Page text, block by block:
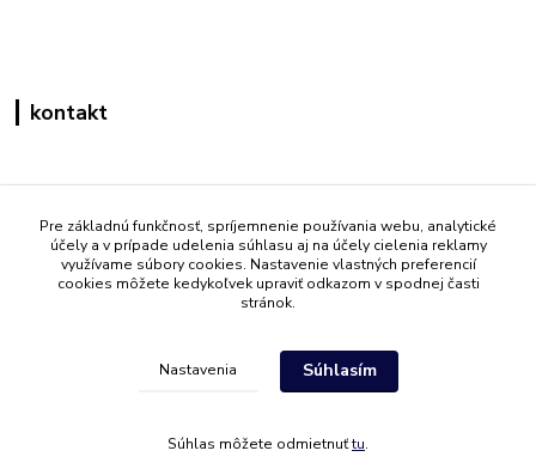
kontakt
+421 908 861 051
(Po - Pia 7:30-15:30)
info@mati.sk
Pre základnú funkčnosť, spríjemnenie používania webu, analytické
účely a v prípade udelenia súhlasu aj na účely cielenia reklamy
využívame súbory cookies. Nastavenie vlastných preferencií
cookies môžete kedykoľvek upraviť odkazom v spodnej časti
stránok.
Nastavenia Súhlasím
Súhlas môžete odmietnuťtu.